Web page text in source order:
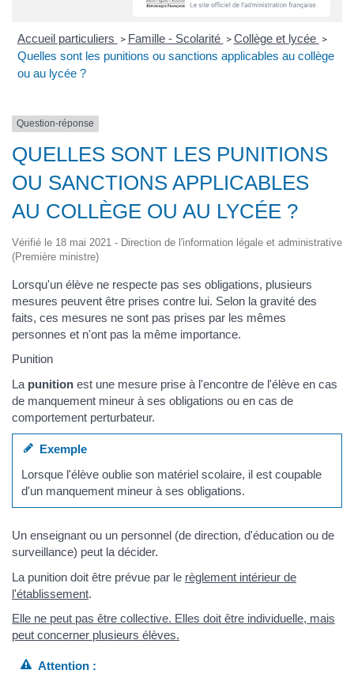
Accueil particuliers > Famille - Scolarité > Collège et lycée >
Quelles sont les punitions ou sanctions applicables au collège
ou au lycée ?
Question-réponse
QUELLES SONT LES PUNITIONS
OU SANCTIONS APPLICABLES
AU COLLÈGE OU AU LYCÉE ?
Vérifié le 18 mai 2021 - Direction de l'information légale et administrative
(Première ministre)
Lorsqu'un élève ne respecte pas ses obligations, plusieurs
mesures peuvent être prises contre lui. Selon la gravité des
faits, ces mesures ne sont pas prises par les mêmes
personnes et n'ont pas la même importance.
Punition
La punition est une mesure prise à l'encontre de l'élève en cas
de manquement mineur à ses obligations ou en cas de
comportement perturbateur.
Exemple
Lorsque l'élève oublie son matériel scolaire, il est coupable
d'un manquement mineur à ses obligations.
Un enseignant ou un personnel (de direction, d'éducation ou de
surveillance) peut la décider.
La punition doit être prévue par le règlement intérieur de
l'établissement.
Elle ne peut pas être collective. Elles doit être individuelle, mais
peut concerner plusieurs élèves.
Attention :